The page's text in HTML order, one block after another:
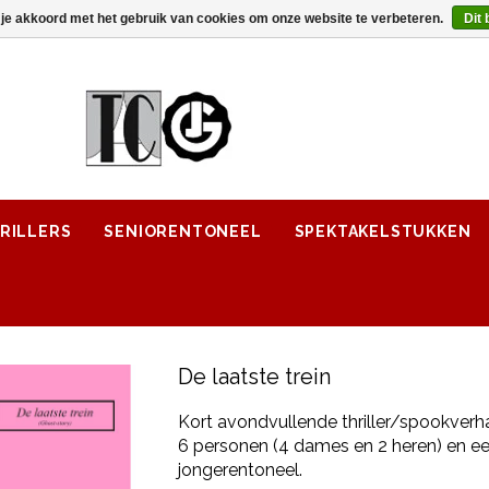
SENIORENTONEEL SPEKTAKELSTUKKEN
De laatste trein
Kort avondvullende thriller/
6 personen (4 dames en 2 heren) en
jongerentoneel.
akkoord met het gebruik van cookies om onze website te verbeteren. Dit